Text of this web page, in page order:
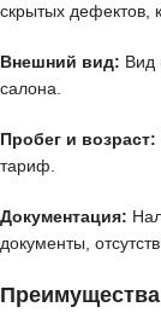
скрытых дефектов,
Внешний вид: Вид
салона.
Пробег и возраст:
тариф.
Документация:
документы,